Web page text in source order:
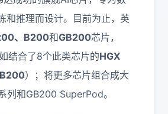
和推理而设计。目前为止，英
、B200和GB200芯片，
结合了8个此类芯片的HGX
）；将更多芯片组合成大
列和GB200 SuperPod。